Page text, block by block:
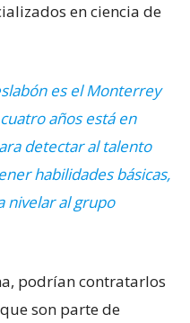
en ciencia de
es el Monterrey
años está en
detectar al talento
habilidades básicas,
nivelar al grupo
podrían contratarlos
son parte de